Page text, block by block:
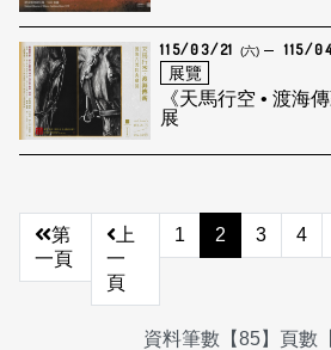
115/03/21 (六) 115/
展覽
《天馬行空 • 渡海
展
第
一頁
上
一
頁
1 2 3 4
資料筆數【85】頁數